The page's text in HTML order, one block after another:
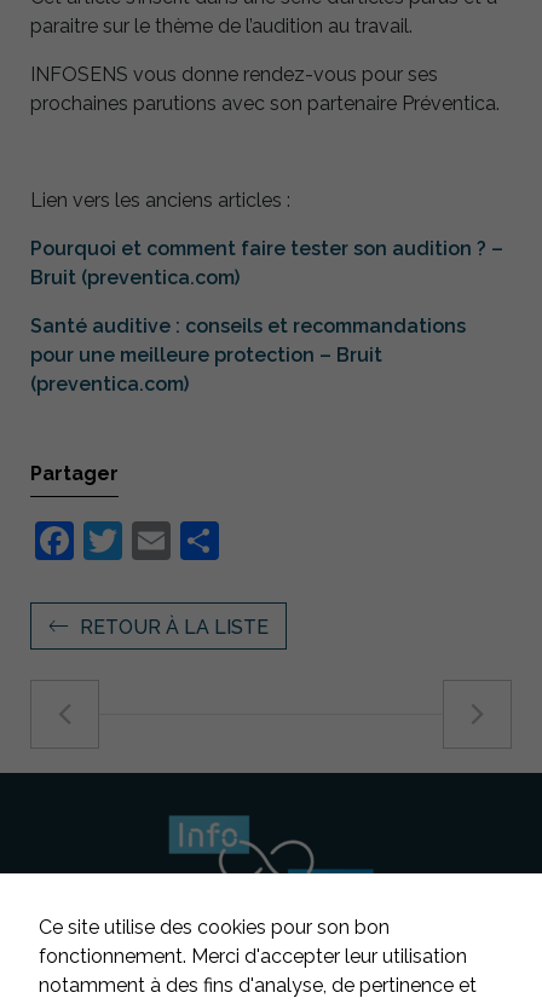
paraitre sur le thème de l’audition au travail.
INFOSENS vous donne rendez-vous pour ses
prochaines parutions avec son partenaire Préventica.
Lien vers les anciens articles :
Pourquoi et comment faire tester son audition ? –
Bruit (preventica.com)
Santé auditive : conseils et recommandations
pour une meilleure protection – Bruit
(preventica.com)
Partager
Facebook
Twitter
Email
RETOUR À LA LISTE
Ce site utilise des cookies pour son bon
fonctionnement. Merci d'accepter leur utilisation
notamment à des fins d'analyse, de pertinence et
Ces cookies ne
sont
nécessaires au
fonctionnement
du site Web.